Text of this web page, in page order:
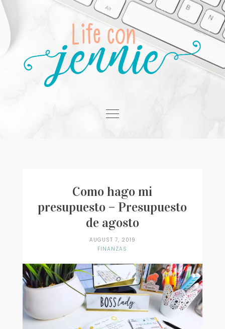
Skip
to
content
Motivación
Como hago mi
presupuesto – Presupuesto
de agosto
AUGUST 7, 2019
FINANZAS